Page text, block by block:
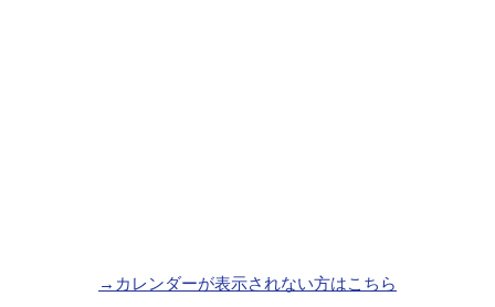
→カレンダーが表示されない方はこちら